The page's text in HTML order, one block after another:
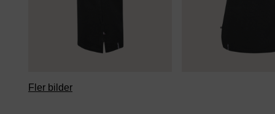
Fler bilder